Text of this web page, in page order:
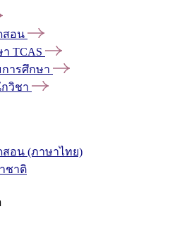
สอน
TCAS
ารศึกษา
วิชา
อน (ภาษาไทย)
ชาติ